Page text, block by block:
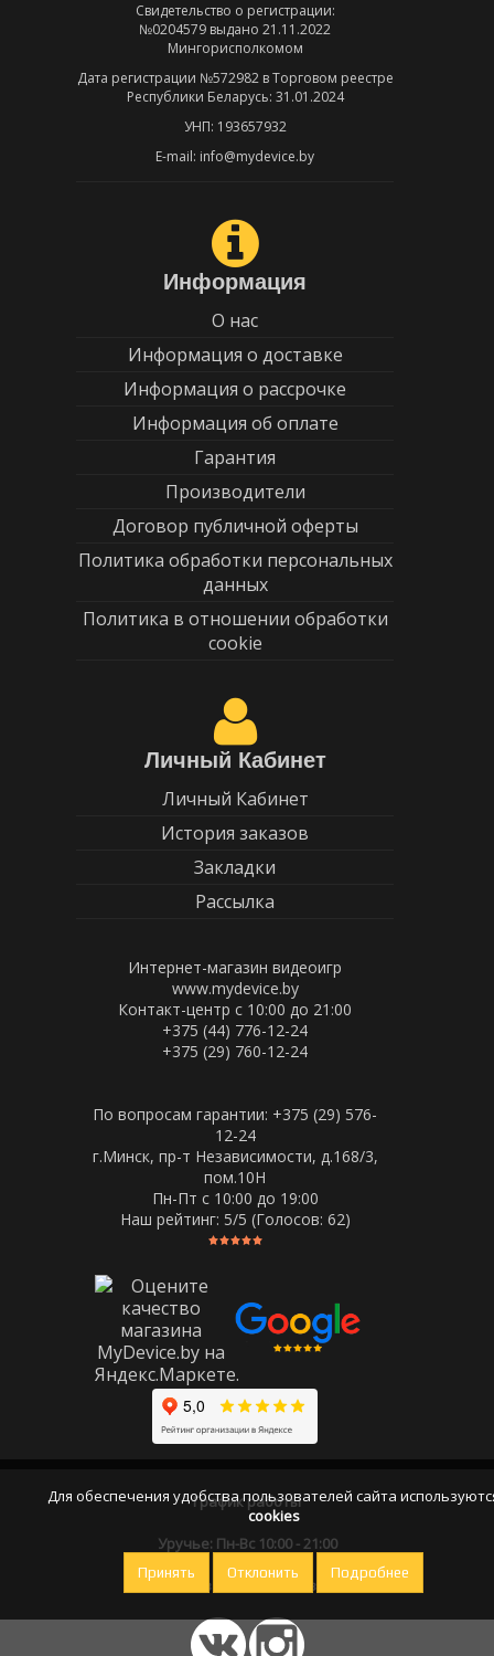
Свидетельство о регистрации:
№0204579 выдано 21.11.2022
Мингорисполкомом
Дата регистрации №572982 в Торговом реестре
Республики Беларусь: 31.01.2024
УНП: 193657932
E-mail: info@mydevice.by
Информация
О нас
Информация о доставке
Информация о рассрочке
Информация об оплате
Гарантия
Производители
Договор публичной оферты
Политика обработки персональных
данных
Политика в отношении обработки
cookie
Личный Кабинет
Личный Кабинет
История заказов
Закладки
Рассылка
Интернет-магазин видеоигр
www.mydevice.by
Контакт-центр с 10:00 до 21:00
+375 (44) 776-12-24
+375 (29) 760-12-24
По вопросам гарантии: +375 (29) 576-
12-24
г.Минск, пр-т Независимости, д.168/3,
пом.10Н
Пн-Пт c 10:00 до 19:00
Наш рейтинг: 5/5 (Голосов: 62)
График работы
Уручье: Пн-Вс 10:00 - 21:00
Оставайтесь на связи
Для обеспечения удобства пользователей сайта
cookies
Принять Отклонить Подробнее